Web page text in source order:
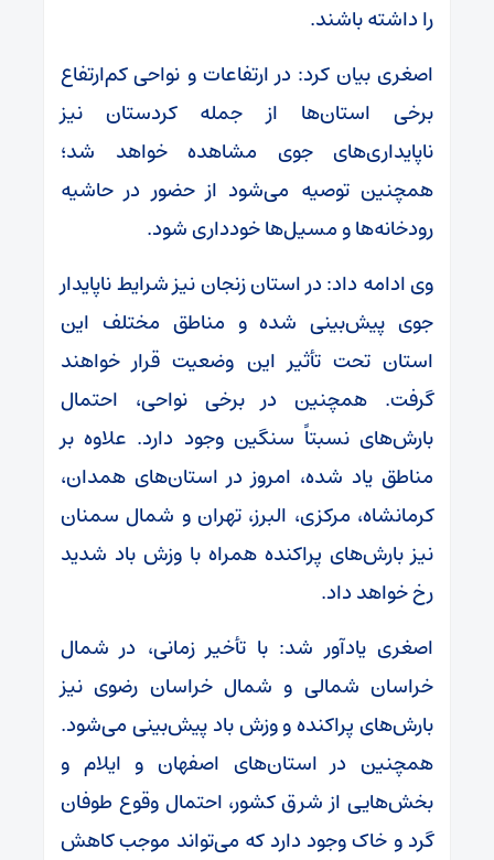
را داشته باشند.
اصغری بیان کرد: در ارتفاعات و نواحی کم‌ارتفاع
برخی استان‌ها از جمله کردستان نیز
ناپایداری‌های جوی مشاهده خواهد شد؛
همچنین توصیه می‌شود از حضور در حاشیه
رودخانه‌ها و مسیل‌ها خودداری شود.
وی ادامه داد: در استان زنجان نیز شرایط ناپایدار
جوی پیش‌بینی شده و مناطق مختلف این
استان تحت تأثیر این وضعیت قرار خواهند
گرفت. همچنین در برخی نواحی، احتمال
بارش‌های نسبتاً سنگین وجود دارد. علاوه بر
مناطق یاد شده، امروز در استان‌های همدان،
کرمانشاه، مرکزی، البرز، تهران و شمال سمنان
نیز بارش‌های پراکنده همراه با وزش باد شدید
رخ خواهد داد.
اصغری یادآور شد: با تأخیر زمانی، در شمال
خراسان شمالی و شمال خراسان رضوی نیز
بارش‌های پراکنده و وزش باد پیش‌بینی می‌شود.
همچنین در استان‌های اصفهان و ایلام و
بخش‌هایی از شرق کشور، احتمال وقوع طوفان
گرد و خاک وجود دارد که می‌تواند موجب کاهش